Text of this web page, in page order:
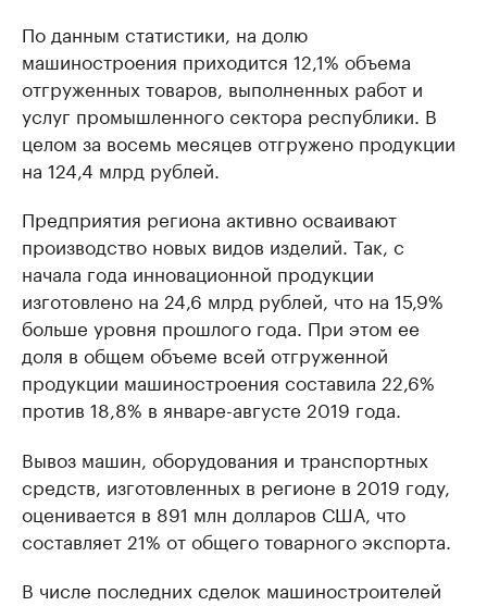
По данным статистики, на долю
машиностроения приходится 12,1% объема
отгруженных товаров, выполненных работ и
услуг промышленного сектора республики. В
целом за восемь месяцев отгружено продукции
на 124,4 млрд рублей.
Предприятия региона активно осваивают
производство новых видов изделий. Так, с
начала года инновационной продукции
изготовлено на 24,6 млрд рублей, что на 15,9%
больше уровня прошлого года. При этом ее
доля в общем объеме всей отгруженной
продукции машиностроения составила 22,6%
против 18,8% в январе-августе 2019 года.
Вывоз машин, оборудования и транспортных
средств, изготовленных в регионе в 2019 году,
оценивается в 891 млн долларов США, что
составляет 21% от общего товарного экспорта.
В числе последних сделок машиностроителей